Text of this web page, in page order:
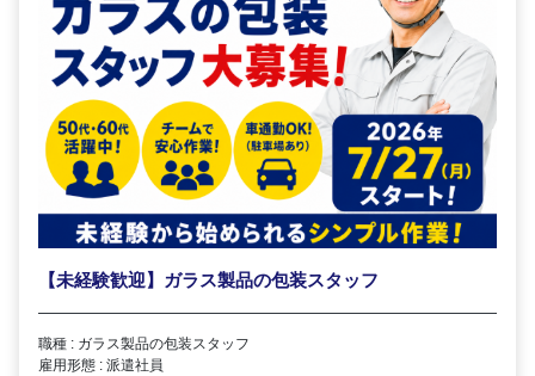
【未経験歓迎】ガラス製品の包装スタッフ
職種 : ガラス製品の包装スタッフ
雇用形態 : 派遣社員